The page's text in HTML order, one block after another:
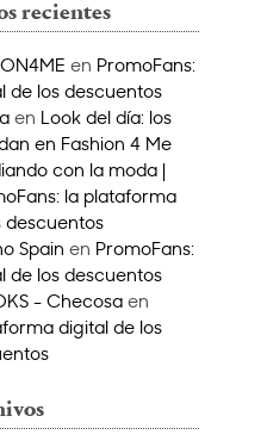
recientes
en PromoFans:
de los descuentos
en Look del día: los
en Fashion 4 Me
con la moda |
la plataforma
descuentos
Spain en PromoFans:
de los descuentos
- Checosa en
digital de los